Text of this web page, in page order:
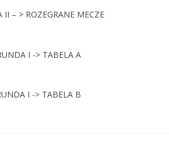
II – > ROZEGRANE MECZE
I -> TABELA A
I -> TABELA B